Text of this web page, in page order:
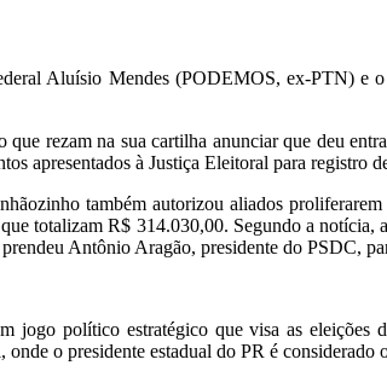
Aluísio Mendes (PODEMOS, ex-PTN) e
que rezam na sua cartilha anunciar que deu
apresentados à Justiça Eleitoral para registro
também autorizou aliados
totalizam R$ 314.030,00. Segundo a
Antônio Aragão, presidente do PSDC,
jogo político estratégico que visa as eleições
o presidente estadual do PR é considerado